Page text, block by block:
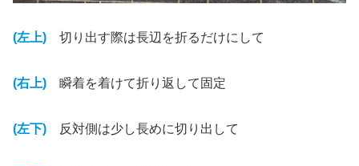
(左上) 切り出す際は長辺を折るだけにして
(右上) 瞬着を着けて折り返して固定
(左下) 反対側は少し長めに切り出して